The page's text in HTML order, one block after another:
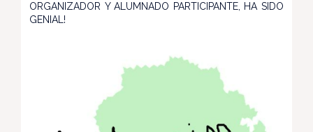
ORGANIZADOR Y ALUMNADO PARTICIPANTE, HA SIDO
GENIAL!